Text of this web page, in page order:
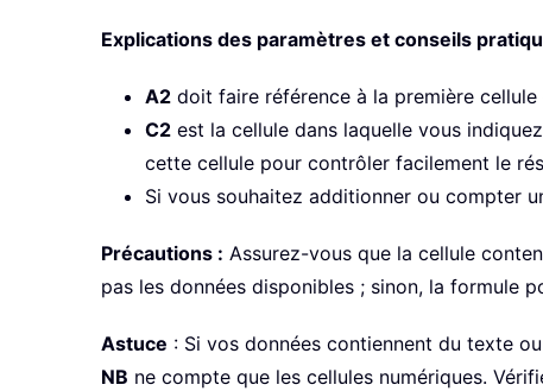
Explications des paramètres et conseils
A2 doit faire référence à la première
C2 est la cellule dans laquelle vous
cette cellule pour contrôler facilement le
Si vous souhaitez additionner ou compter
Précautions : Assurez-vous que la cellule
pas les données disponibles ; sinon, la formule
Astuce : Si vos données contiennent du texte
NB ne compte que les cellules numériques.